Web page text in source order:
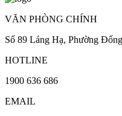
VĂN PHÒNG CHÍNH
Số 89 Láng Hạ, Phường
HOTLINE
1900 636 686
EMAIL